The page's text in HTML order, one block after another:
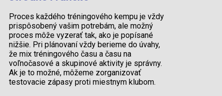
Proces každého tréningového kempu je vždy
prispôsobený vašim potrebám, ale možný
proces môže vyzerať tak, ako je popísané
nižšie. Pri plánovaní vždy berieme do úvahy,
že mix tréningového času a času na
voľnočasové a skupinové aktivity je správny.
Ak je to možné, môžeme zorganizovať
testovacie zápasy proti miestnym klubom.